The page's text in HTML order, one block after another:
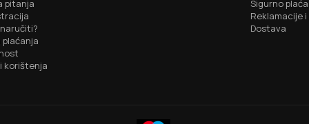
pitanja
plaćanja
korištenja
Sigurno
Reklamacije
Dostava